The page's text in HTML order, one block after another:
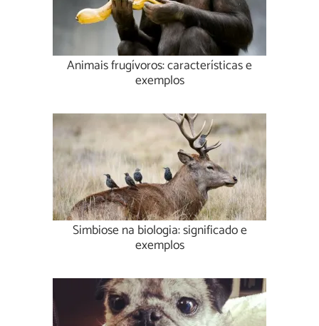
Animais frugívoros: características e
exemplos
Simbiose na biologia: significado e
exemplos